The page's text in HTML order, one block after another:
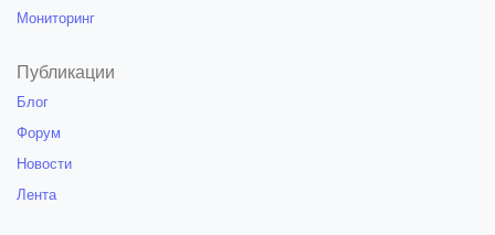
Мониторинг
Публикации
Блог
Форум
Новости
Лента